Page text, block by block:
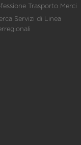
Trasporto Merci
Servizi di Linea